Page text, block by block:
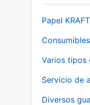
Papel
Varios tipos
Servicio de
Diversos